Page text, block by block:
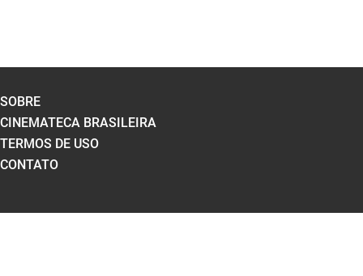
SOBRE
CINEMATECA BRASILEIRA
TERMOS DE USO
CONTATO